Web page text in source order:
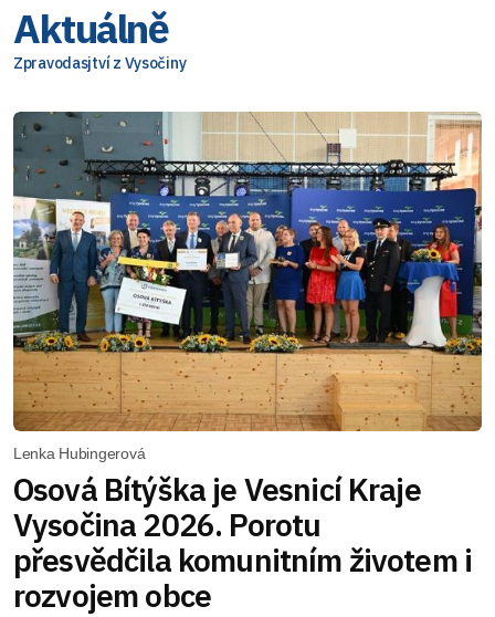
Aktuálně
Zpravodasjtví z Vysočiny
Lenka Hubingerová
Osová Bítýška je Vesnicí Kraje
Vysočina 2026. Porotu
přesvědčila komunitním životem i
rozvojem obce